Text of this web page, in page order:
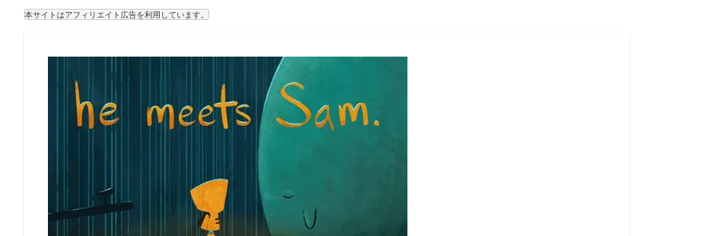
本サイトはアフィリエイト広告を利用しています。